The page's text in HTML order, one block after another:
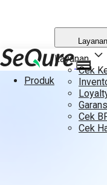
Produk
Layanan
Cek
Cek
Cek
Layanan